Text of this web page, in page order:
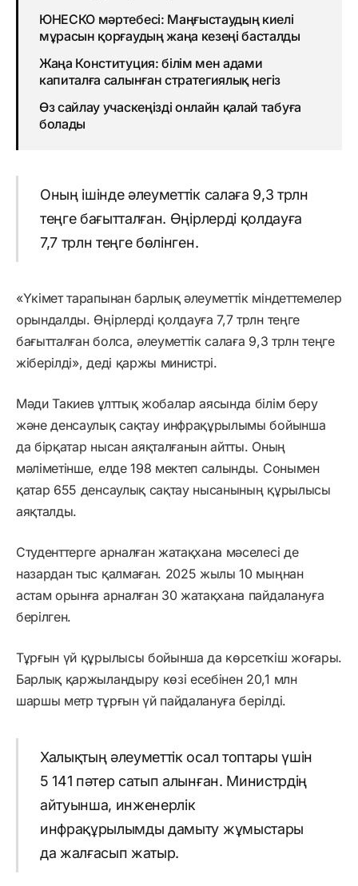
ЮНЕСКО мәртебесі: Маңғыстаудың киелі
мұрасын қорғаудың жаңа кезеңі басталды
Жаңа Конституция: білім мен адами
капиталға салынған стратегиялық негіз
Өз сайлау учаскеңізді онлайн қалай табуға
болады
Оның ішінде әлеуметтік салаға 9,3 трлн
теңге бағытталған. Өңірлерді қолдауға
7,7 трлн теңге бөлінген.
«Үкімет тарапынан барлық әлеуметтік міндеттемелер
орындалды. Өңірлерді қолдауға 7,7 трлн теңге
бағытталған болса, әлеуметтік салаға 9,3 трлн теңге
жіберілді», деді қаржы министрі.
Мәди Такиев ұлттық жобалар аясында білім беру
және денсаулық сақтау инфрақұрылымы бойынша
да бірқатар нысан аяқталғанын айтты. Оның
мәліметінше, елде 198 мектеп салынды. Сонымен
қатар 655 денсаулық сақтау нысанының құрылысы
аяқталды.
Студенттерге арналған жатақхана мәселесі де
назардан тыс қалмаған. 2025 жылы 10 мыңнан
астам орынға арналған 30 жатақхана пайдалануға
берілген.
Тұрғын үй құрылысы бойынша да көрсеткіш жоғары.
Барлық қаржыландыру көзі есебінен 20,1 млн
шаршы метр тұрғын үй пайдалануға берілді.
Халықтың әлеуметтік осал топтары үшін
5 141 пәтер сатып алынған. Министрдің
айтуынша, инженерлік
инфрақұрылымды дамыту жұмыстары
да жалғасып жатыр.